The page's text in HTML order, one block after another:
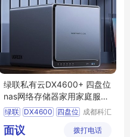
绿联私有云DX4600+ 四盘位
nas网络存储器家用家庭服务
器个人云服务升级HDMI高清
双2.5网口文件共享自动备份
绿联 DX4600
四盘位
nas网络存储器
成都科汇
公司
面议 拨打电话